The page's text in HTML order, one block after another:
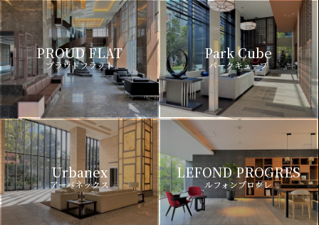
PROUD FLAT
プラウドフラット
Park Cube
パークキューブ
Urbanex
アーバネックス
LEFOND PROGRES
ルフォンプログレ